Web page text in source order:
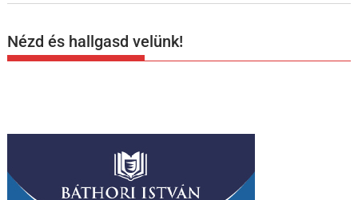
Nézd és hallgasd velünk!